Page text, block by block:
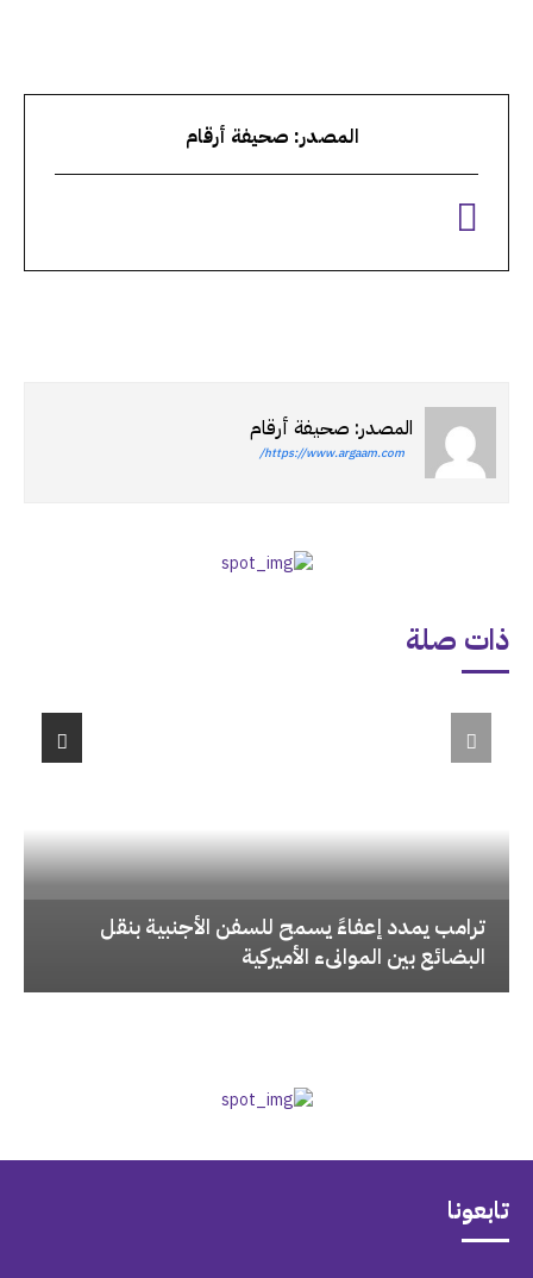
ذات صلة
‏ترامب يمدد إعفاءً يسمح للسفن الأجنبية بنقل
البضائع بين الموانىء الأميركية
المصدر: صحيفة أرقام
المصدر: صحيفة أرقام
https://www.argaam.com/
تابعونا